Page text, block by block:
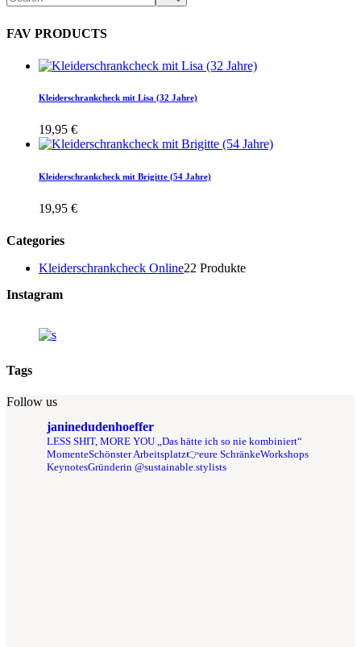
FAV PRODUCTS
Kleiderschrankcheck mit Lisa (32 Jahre)
19,95 €
Kleiderschrankcheck mit Brigitte (54 Jahre)
19,95 €
Categories
Kleiderschrankcheck Online22 Produkte
Instagram
Tags
Follow us
janinedudenhoeffer
LESS SHIT, MORE YOU „Das hätte ich so nie kombiniert“
MomenteSchönster Arbeitsplatz👉eure SchränkeWorkshops
KeynotesGründerin @sustainable.stylists